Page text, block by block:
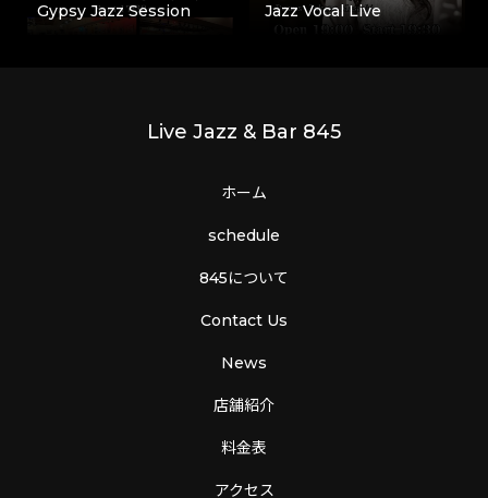
Gypsy Jazz Session Jazz Vocal Live
Live Jazz & Bar 845
ホーム
schedule
845について
Contact Us
News
店舗紹介
料金表
アクセス